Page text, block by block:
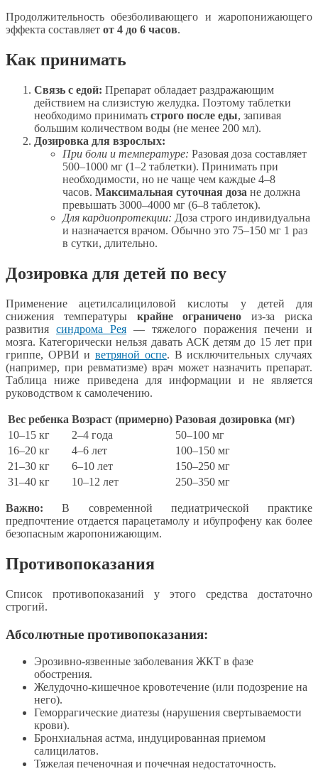
Продолжительность обезболивающего и жаропонижающего
эффекта составляет от 4 до 6 часов.
Как принимать
Связь с едой: Препарат обладает раздражающим
действием на слизистую желудка. Поэтому таблетки
необходимо принимать строго после еды, запивая
большим количеством воды (не менее 200 мл).
Дозировка для взрослых:
При боли и температуре: Разовая доза составляет
500–1000 мг (1–2 таблетки). Принимать при
необходимости, но не чаще чем каждые 4–8
часов. Максимальная суточная доза не должна
превышать 3000–4000 мг (6–8 таблеток).
Для кардиопротекции: Доза строго индивидуальна
и назначается врачом. Обычно это 75–150 мг 1 раз
в сутки, длительно.
Дозировка для детей по весу
Применение ацетилсалициловой кислоты у детей для
снижения температуры крайне ограничено из-за риска
развития синдрома Рея — тяжелого поражения печени и
мозга. Категорически нельзя давать АСК детям до 15 лет при
гриппе, ОРВИ иветряной оспе. В исключительных случаях
(например, при ревматизме) врач может назначить препарат.
Таблица ниже приведена для информации и не является
руководством к самолечению.
Вес ребенка Возраст (примерно) Разовая дозировка (мг)
10–15 кг
2–4 года
50–100 мг
16–20 кг
4–6 лет
100–150 мг
21–30 кг
6–10 лет
150–250 мг
31–40 кг
10–12 лет 250–350 мг
Важно: В современной педиатрической практике
предпочтение отдается парацетамолу и ибупрофену как более
безопасным жаропонижающим.
Противопоказания
Список противопоказаний у этого средства достаточно
строгий.
Абсолютные противопоказания:
Эрозивно-язвенные заболевания ЖКТ в фазе
обострения.
Желудочно-кишечное кровотечение (или подозрение на
него).
Геморрагические диатезы (нарушения свертываемости
крови).
Бронхиальная астма, индуцированная приемом
салицилатов.
Тяжелая печеночная и почечная недостаточность.